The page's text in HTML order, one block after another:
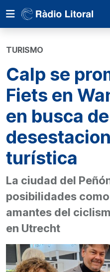
TURISMO
Calp se
Fiets en
en busca
turística
La ciudad del
posibilidades
amantes del
en Utrecht